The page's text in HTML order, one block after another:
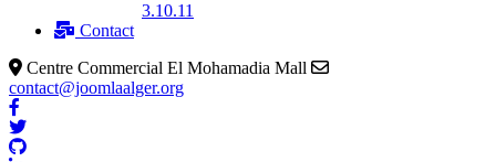
3.10.11
Contact
Centre Commercial El Mohamadia Mall
contact@joomlaalger.org